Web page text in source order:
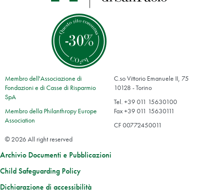
Membro dell'Associazione di
Fondazioni e di Casse di Risparmio
SpA
Membro della Philanthropy Europe
Association
C.so Vittorio Emanuele II, 75
10128 - Torino
Tel. +39 011 15630100
Fax +39 011 15630111
CF 00772450011
© 2026 All right reserved
Archivio Documenti e Pubblicazioni
Child Safeguarding Policy
Dichiarazione di accessibilità